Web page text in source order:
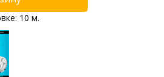
10 м.